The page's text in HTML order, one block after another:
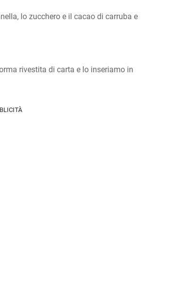
lo zucchero e il cacao di carruba e
rivestita di carta e lo inseriamo in